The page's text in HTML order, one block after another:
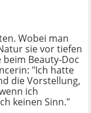
Wobei man
sie vor tiefen
Beauty-Doc
"Ich hatte
die Vorstellung,
ich
keinen Sinn."